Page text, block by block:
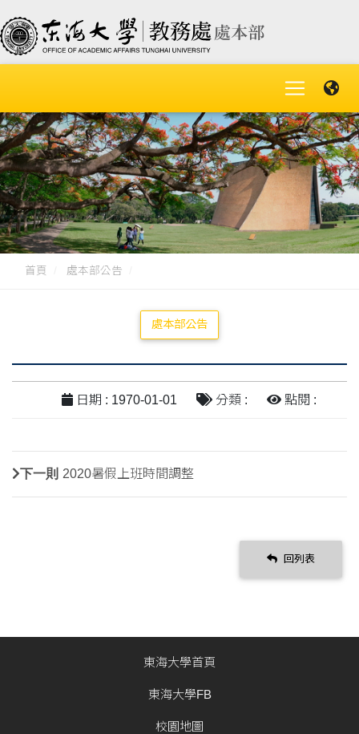
首頁 處本部公告
處本部公告
日期 : 1970-01-01 分類 : 點閱 :
下一則 2020暑假上班時間調整
回列表
東海大學首頁
東海大學FB
校園地圖